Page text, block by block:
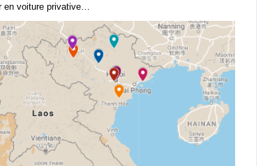
en voiture privative…